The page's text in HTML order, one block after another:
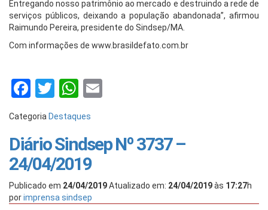
Entregando nosso patrimônio ao mercado e destruindo a rede de
serviços públicos, deixando a população abandonada”, afirmou
Raimundo Pereira, presidente do Sindsep/MA.
Com informações de www.brasildefato.com.br
Facebook
TwitterWhatsApp
Categoria Destaques
Diário Sindsep Nº 3737 –
24/04/2019
Publicado em 24/04/2019Atualizado em: 24/04/2019às 17:27h
porimprensa sindsep